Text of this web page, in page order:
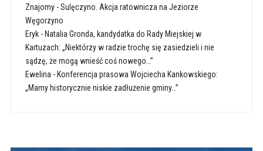
Znajomy-Sulęczyno. Akcja ratownicza na Jeziorze
Węgorzyno
Eryk- Natalia Gronda, kandydatka do Rady Miejskiej w
Kartuzach: „Niektórzy w radzie trochę się zasiedzieli i nie
sądzę, że mogą wnieść coś nowego…”
Ewelina - Konferencja prasowa Wojciecha Kankowskiego:
„Mamy historycznie niskie zadłużenie gminy…”